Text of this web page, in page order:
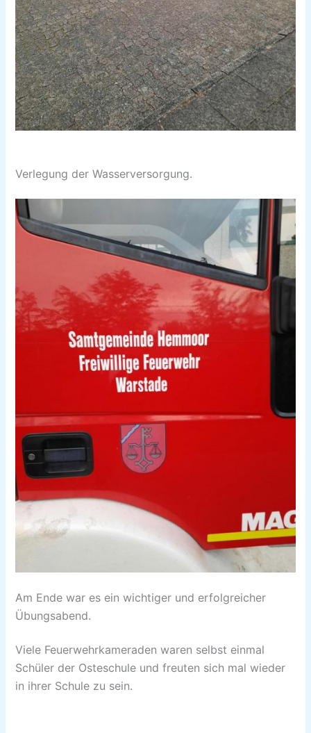
Verlegung der Wasserversorgung.
Am Ende war es ein wichtiger und erfolgreicher
Übungsabend.
Viele Feuerwehrkameraden waren selbst einmal
Schüler der Osteschule und freuten sich mal wieder
in ihrer Schule zu sein.